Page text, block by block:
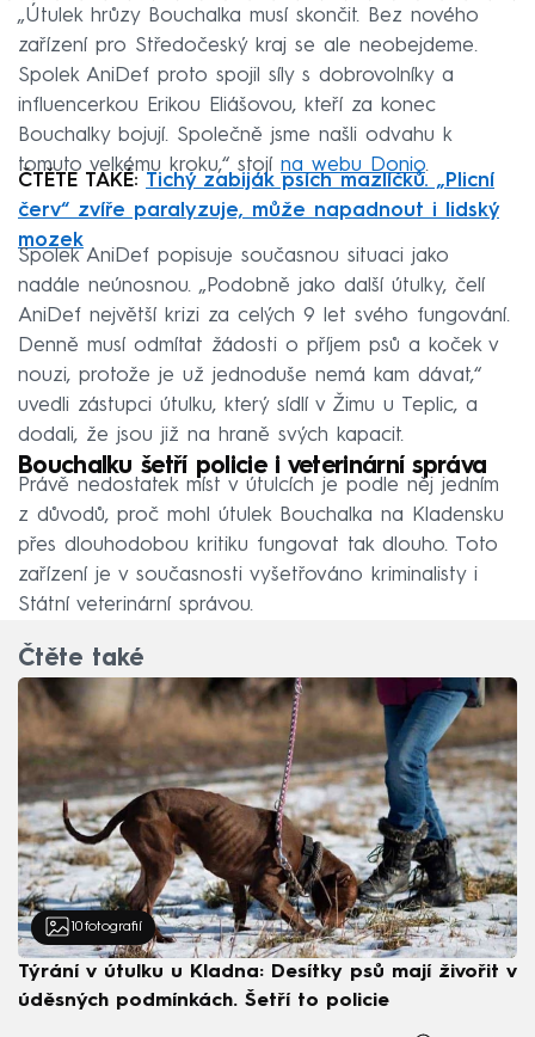
„Útulek hrůzy Bouchalka musí skončit. Bez nového
zařízení pro Středočeský kraj se ale neobejdeme.
Spolek AniDef proto spojil síly s dobrovolníky a
influencerkou Erikou Eliášovou, kteří za konec
Bouchalky bojují. Společně jsme našli odvahu k
tomuto velkému kroku,“ stojí na webu Donio.
ČTĚTE TAKÉ: Tichý zabiják psích mazlíčků. „Plicní
červ“ zvíře paralyzuje, může napadnout i lidský
mozek
Spolek AniDef popisuje současnou situaci jako
nadále neúnosnou. „Podobně jako další útulky, čelí
AniDef největší krizi za celých 9 let svého fungování.
Denně musí odmítat žádosti o příjem psů a koček v
nouzi, protože je už jednoduše nemá kam dávat,“
uvedli zástupci útulku, který sídlí v Žimu u Teplic, a
dodali, že jsou již na hraně svých kapacit.
Bouchalku šetří policie i veterinární správa
Právě nedostatek míst v útulcích je podle něj jedním
z důvodů, proč mohl útulek Bouchalka na Kladensku
přes dlouhodobou kritiku fungovat tak dlouho. Toto
zařízení je v současnosti vyšetřováno kriminalisty i
Státní veterinární správou.
Čtěte také
10 fotografií
Týrání v útulku u Kladna: Desítky psů mají živořit v
úděsných podmínkách. Šetří to policie